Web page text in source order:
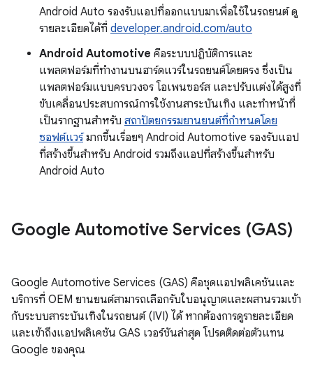
Android Auto รองรับแอปที่ออกแบบมาเพื่อใช้ในรถยนต์ ดู
รายละเอียดได้ที่ developer.android.com/auto
Android Automotive คือระบบปฏิบัติการและ
แพลตฟอร์มที่ทำงานบนฮาร์ดแวร์ในรถยนต์โดยตรง ซึ่งเป็น
แพลตฟอร์มแบบครบวงจร โอเพนซอร์ส และปรับแต่งได้สูงที่
ขับเคลื่อนประสบการณ์การใช้งานสาระบันเทิง และทำหน้าที่
เป็นรากฐานสำหรับ สถาปัตยกรรมยานยนต์ที่กำหนดโดย
ซอฟต์แวร์มากขึ้นเรื่อยๆ Android Automotive รองรับแอป
ที่สร้างขึ้นสำหรับ Android รวมถึงแอปที่สร้างขึ้นสำหรับ
Android Auto
Google Automotive Services (GAS)
Google Automotive Services (GAS) คือชุดแอปพลิเคชันและ
บริการที่ OEM ยานยนต์สามารถเลือกรับใบอนุญาตและผสานรวมเข้า
กับระบบสาระบันเทิงในรถยนต์ (IVI) ได้ หากต้องการดูรายละเอียด
และเข้าถึงแอปพลิเคชัน GAS เวอร์ชันล่าสุด โปรดติดต่อตัวแทน
Google ของคุณ